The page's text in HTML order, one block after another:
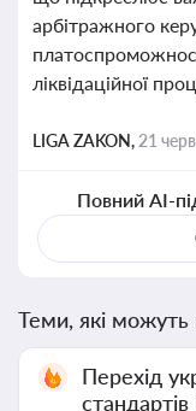
арбітражного
ліквідаційної
LIGA ZAKON, 21
Повний AI-
Теми, які можуть
Перехід